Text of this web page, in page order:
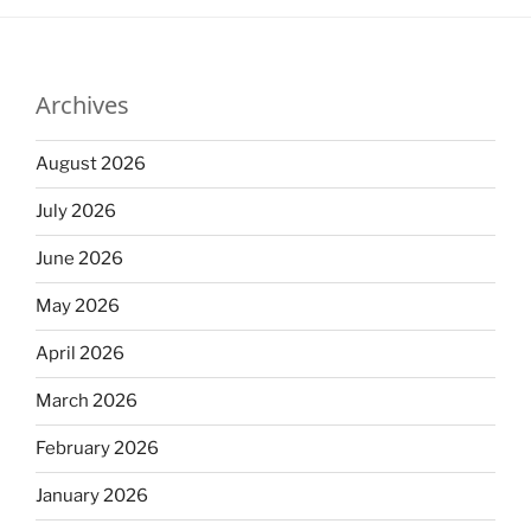
Archives
August 2026
July 2026
June 2026
May 2026
April 2026
March 2026
February 2026
January 2026